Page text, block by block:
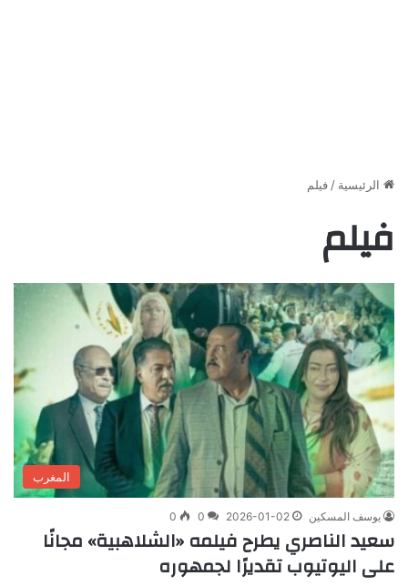
الرئيسية / فيلم
فيلم
المغرب
يوسف المسكين 2026-01-02
0
0
سعيد الناصري يطرح فيلمه «الشلاهبية» مجانًا
على اليوتيوب تقديرًا لجمهوره